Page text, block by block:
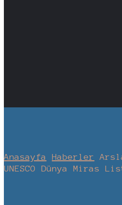
Anasayfa Haberler
UNESCO Dünya Miras